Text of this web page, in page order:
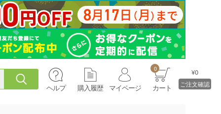
ヘルプ 購入履歴 マイページ
0
カート
¥0
ご注文確認